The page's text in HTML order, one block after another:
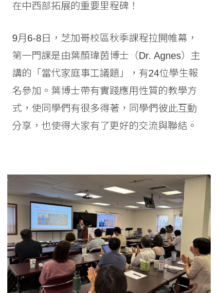
在中西部拓展的重要里程碑！
9月6-8日，芝加哥校區秋季課程拉開帷幕，
第一門課是由葉顏瑋茵博士（Dr. Agnes）主
講的「當代家庭事工議題」，有24位學生報
名參加。葉博士帶有實踐應用性質的教學方
式，使同學們有很多得著，同學們彼此互動
分享，也使得大家有了更好的交流與聯結。